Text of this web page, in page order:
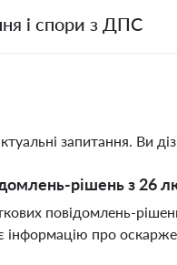
і спори з ДПС
запитання. Ви
рішень з 26
повідомлень-
інформацію про